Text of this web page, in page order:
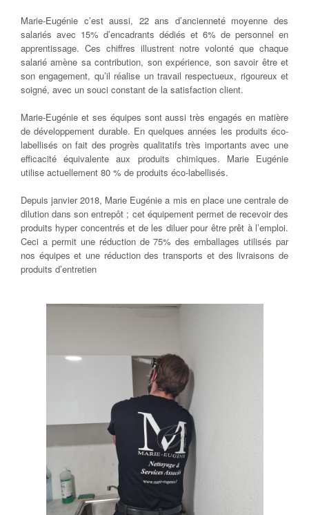
Marie-Eugénie c’est aussi, 22 ans d’ancienneté moyenne des
salariés avec 15% d’encadrants dédiés et 6% de personnel en
apprentissage. Ces chiffres illustrent notre volonté que chaque
salarié amène sa contribution, son expérience, son savoir être et
son engagement, qu’il réalise un travail respectueux, rigoureux et
soigné, avec un souci constant de la satisfaction client.
Marie-Eugénie et ses équipes sont aussi très engagés en matière
de développement durable. En quelques années les produits éco-
labellisés on fait des progrès qualitatifs très importants avec une
efficacité équivalente aux produits chimiques. Marie Eugénie
utilise actuellement 80 % de produits éco-labellisés.
Depuis janvier 2018, Marie Eugénie a mis en place une centrale de
dilution dans son entrepôt ; cet équipement permet de recevoir des
produits hyper concentrés et de les diluer pour être prêt à l’emploi.
Ceci a permit une réduction de 75% des emballages utilisés par
nos équipes et une réduction des transports et des livraisons de
produits d’entretien